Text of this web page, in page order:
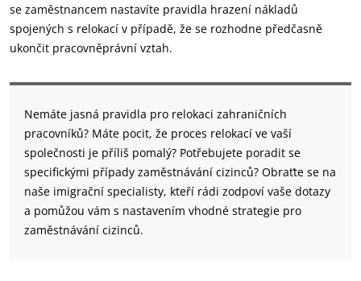
se zaměstnancem nastavíte pravidla hrazení nákladů
spojených s relokací v případě, že se rozhodne předčasně
ukončit pracovněprávní vztah.
Nemáte jasná pravidla pro relokaci zahraničních
pracovníků? Máte pocit, že proces relokací ve vaší
společnosti je příliš pomalý? Potřebujete poradit se
specifickými případy zaměstnávání cizinců? Obraťte se na
naše imigrační specialisty, kteří rádi zodpoví vaše dotazy
a pomůžou vám s nastavením vhodné strategie pro
zaměstnávání cizinců.